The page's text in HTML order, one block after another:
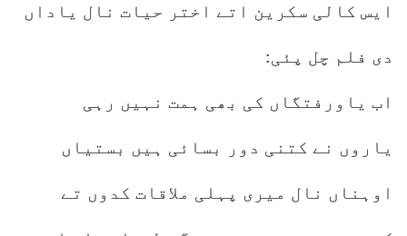
ایس کالی سکرین اتے اختر حیات نال یاداں
دی فلم چل پئی:
اب یاورفتگاں کی بھی ہمت نہیں رہی
یاروں نے کتنی دور بسائی ہیں بستیاں
اوہناں نال میری پہلی ملاقات کدوں تے